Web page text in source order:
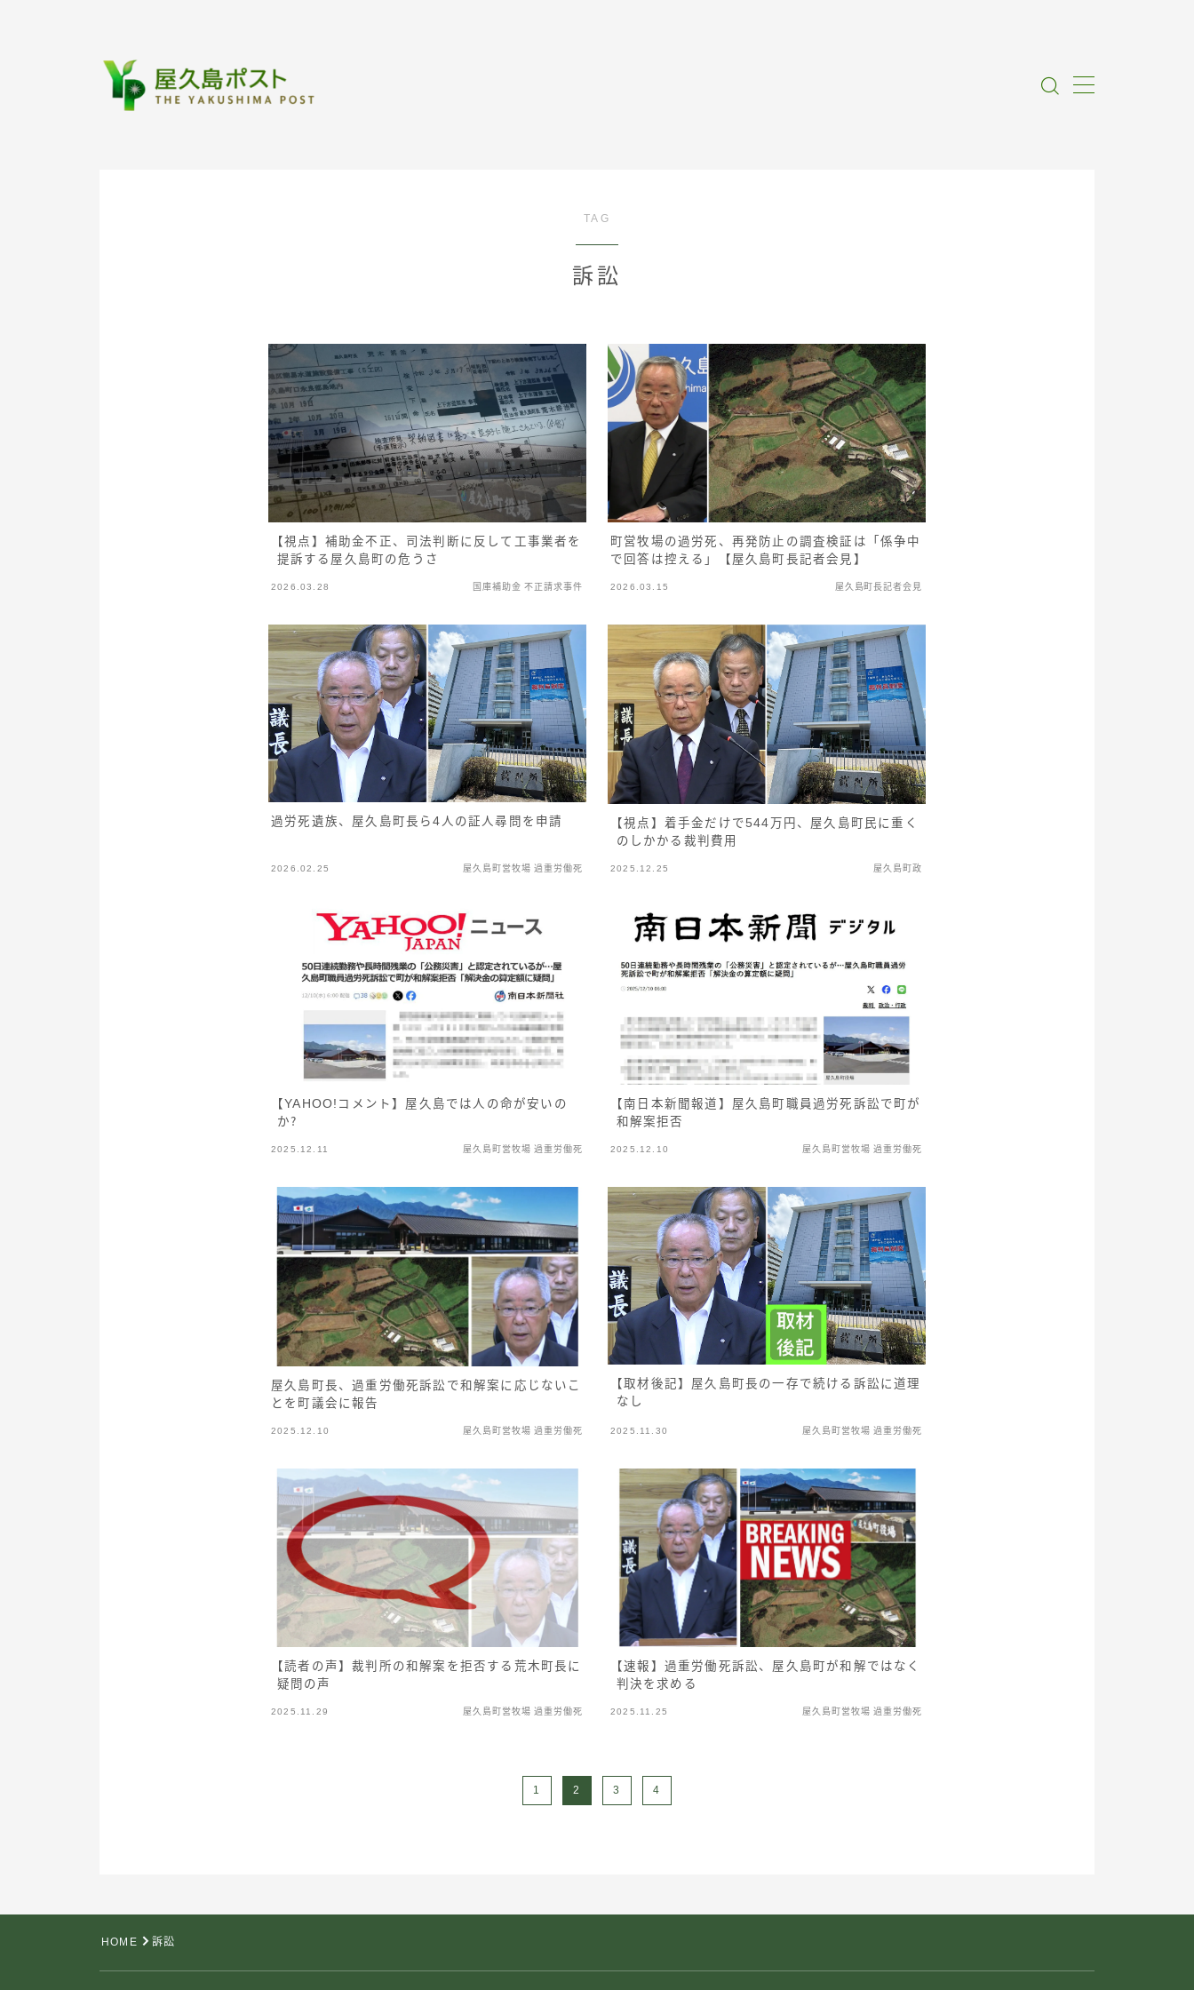
情報提供
TAG
訴訟
【視点】補助金不正、司法判断に反して工事業者を
提訴する屋久島町の危うさ
2026.03.28 国庫補助金 不正請求事件
町営牧場の過労死、再発防止の調査検証は「係争中
で回答は控える」【屋久島町長記者会見】
2026.03.15 屋久島町長記者会見
過労死遺族、屋久島町長ら4人の証人尋問を申請
2026.02.25 屋久島町営牧場 過重労働死
【視点】着手金だけで544万円、屋久島町民に重く
のしかかる裁判費用
2025.12.25 屋久島町政
【YAHOO!コメント】屋久島では人の命が安いの
か？
2025.12.11 屋久島町営牧場 過重労働死
【南日本新聞報道】屋久島町職員過労死訴訟で町が
和解案拒否
2025.12.10 屋久島町営牧場 過重労働死
屋久島町長、過重労働死訴訟で和解案に応じないこ
とを町議会に報告
2025.12.10 屋久島町営牧場 過重労働死
【取材後記】屋久島町長の一存で続ける訴訟に道理
なし
2025.11.30 屋久島町営牧場 過重労働死
【読者の声】裁判所の和解案を拒否する荒木町長に
疑問の声
2025.11.29 屋久島町営牧場 過重労働死
【速報】過重労働死訴訟、屋久島町が和解ではなく
判決を求める
2025.11.25 屋久島町営牧場 過重労働死
1 2 3 4
HOME 訴訟